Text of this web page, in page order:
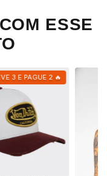
ESSE
3 E PAGUE 2 🔥